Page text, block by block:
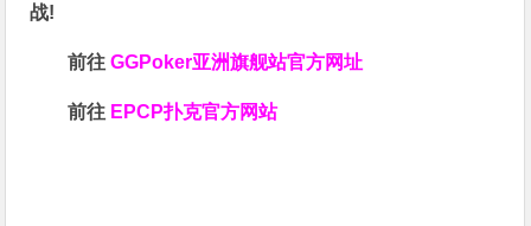
战!
前往GGPoker亚洲旗舰站官方网址
前往 EPCP扑克官方网站